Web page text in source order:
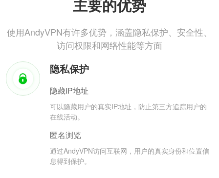
主要的优势
使用AndyVPN有许多优势，涵盖隐私保护、安全性、
访问权限和网络性能等方面
隐私保护
隐藏IP地址
可以隐藏用户的真实IP地址，防止第三方追踪用户的
在线活动。
匿名浏览
通过AndyVPN访问互联网，用户的真实身份和位置信
息得到保护。